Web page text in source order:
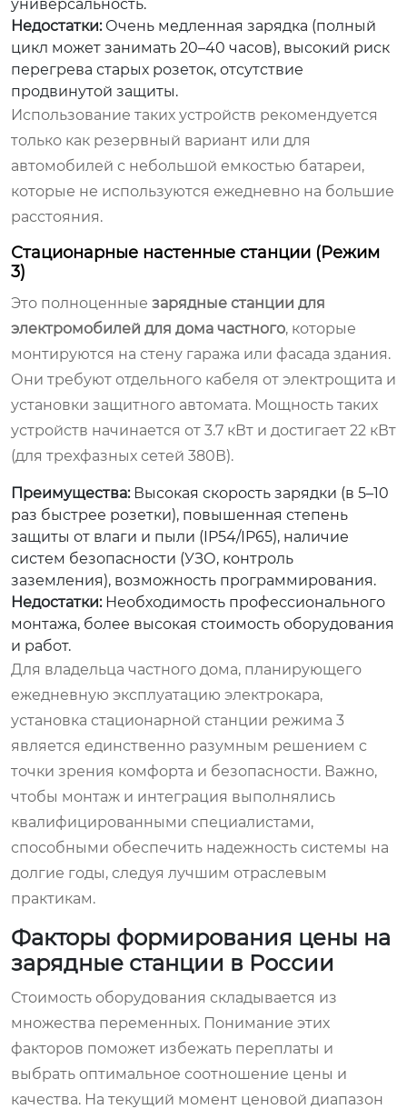
универсальность.
Недостатки:Очень медленная зарядка (полный
цикл может занимать 20–40 часов), высокий риск
перегрева старых розеток, отсутствие
продвинутой защиты.
Использование таких устройств рекомендуется
только как резервный вариант или для
автомобилей с небольшой емкостью батареи,
которые не используются ежедневно на большие
расстояния.
Стационарные настенные станции (Режим
3)
Это полноценные зарядные станции для
электромобилей для дома частного, которые
монтируются на стену гаража или фасада здания.
Они требуют отдельного кабеля от электрощита и
установки защитного автомата. Мощность таких
устройств начинается от 3.7 кВт и достигает 22 кВт
(для трехфазных сетей 380В).
Преимущества:Высокая скорость зарядки (в 5–10
раз быстрее розетки), повышенная степень
защиты от влаги и пыли (IP54/IP65), наличие
систем безопасности (УЗО, контроль
заземления), возможность программирования.
Недостатки:Необходимость профессионального
монтажа, более высокая стоимость оборудования
и работ.
Для владельца частного дома, планирующего
ежедневную эксплуатацию электрокара,
установка стационарной станции режима 3
является единственно разумным решением с
точки зрения комфорта и безопасности. Важно,
чтобы монтаж и интеграция выполнялись
квалифицированными специалистами,
способными обеспечить надежность системы на
долгие годы, следуя лучшим отраслевым
практикам.
Факторы формирования цены на
зарядные станции в России
Стоимость оборудования складывается из
множества переменных. Понимание этих
факторов поможет избежать переплаты и
выбрать оптимальное соотношение цены и
качества. На текущий момент ценовой диапазон